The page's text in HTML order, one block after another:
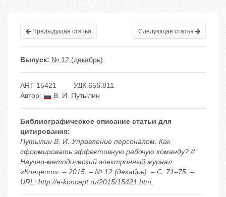
Предыдущая статья Следующая статья
Выпуск: № 12 (декабрь)
ART 15421
УДК 656.811
Автор:
В. И. Путылин
Библиографическое описание статьи для
цитирования:
Путылин В. И. Управление персоналом. Как
сформировать эффективную рабочую команду? //
Научно-методический электронный журнал
«Концепт». – 2015. – № 12 (декабрь). – С. 71–75. –
URL: http://e-koncept.ru/2015/15421.htm.